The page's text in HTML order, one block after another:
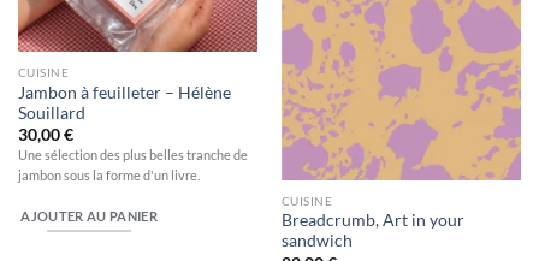
CUISINE
Jambon à feuilleter – Hélène
Souillard
30,00€
Une sélection des plus belles tranche de
jambon sous la forme d'un livre.
AJOUTER AU PANIER
CUISINE
Breadcrumb, Art in your
sandwich